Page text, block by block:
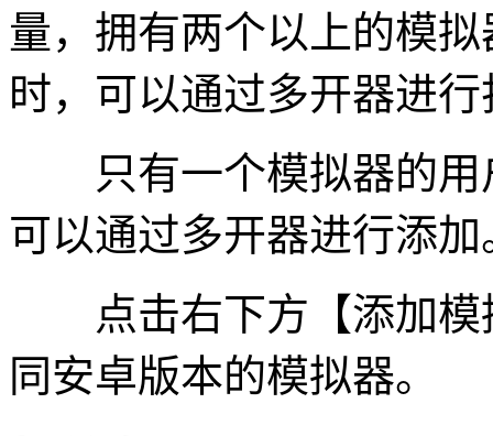
量，拥有两个以上的模
时，可以通过多开器进
只有一个模拟器的用
可以通过多开器进行添加
点击右下方【添加模
同安卓版本的模拟器。